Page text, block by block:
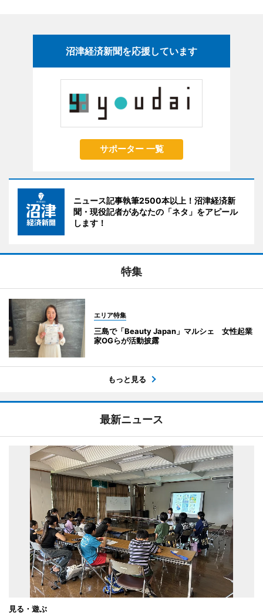
沼津経済新聞を応援しています
サポーター 一覧
ニュース記事執筆2500本以上！沼津経済新
聞・現役記者があなたの「ネタ」をアピール
します！
特集
エリア特集
三島で「Beauty Japan」マルシェ 女性起業
家OGらが活動披露
もっと見る
最新ニュース
見る・遊ぶ